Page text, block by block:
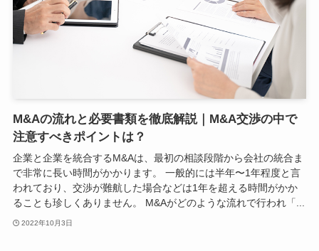
M&Aの流れと必要書類を徹底解説｜M&A交渉の中で
注意すべきポイントは？
企業と企業を統合するM&Aは、最初の相談段階から会社の統合ま
で非常に長い時間がかかります。 一般的には半年〜1年程度と言
われており、交渉が難航した場合などは1年を超える時間がかか
ることも珍しくありません。 M&Aがどのような流れで行われ「...
2022年10月3日